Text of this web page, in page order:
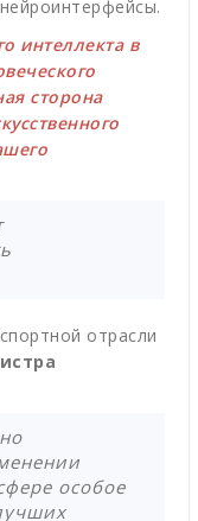
интеллекта в
сторона
отрасли
особое